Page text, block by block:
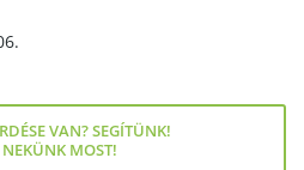
VAN? SEGÍTÜNK!
NEKÜNK MOST!